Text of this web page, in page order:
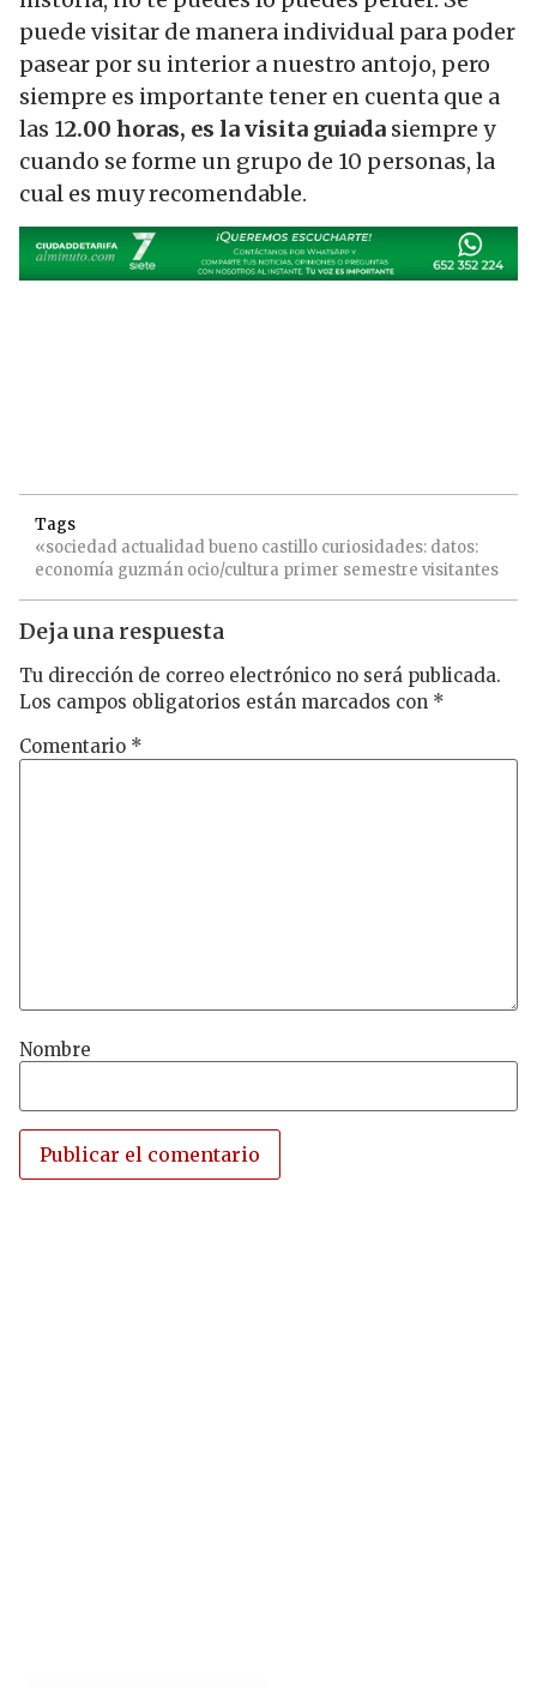
puede visitar de manera individual para poder
pasear por su interior a nuestro antojo, pero
siempre es importante tener en cuenta que a
las 12.00 horas, es la visita guiada siempre y
cuando se forme un grupo de 10 personas, la
cual es muy recomendable.
Tags
«sociedad actualidad bueno castillo curiosidades: datos:
economía guzmán ocio/cultura primer semestre visitantes
Deja una respuesta
Tu dirección de correo electrónico no será publicada.
Los campos obligatorios están marcados con *
Comentario *
Nombre